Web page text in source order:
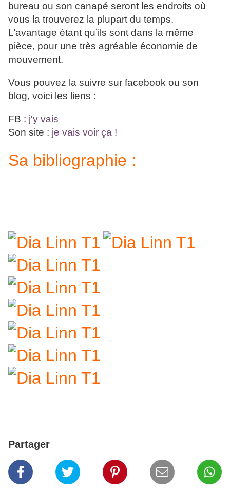
bureau ou son canapé seront les endroits où
vous la trouverez la plupart du temps.
L’avantage étant qu’ils sont dans la même
pièce, pour une très agréable économie de
mouvement.
Vous pouvez la suivre sur facebook ou son
blog, voici les liens :
FB : j'y vais
Son site : je vais voir ça !
Sa bibliographie :
Partager